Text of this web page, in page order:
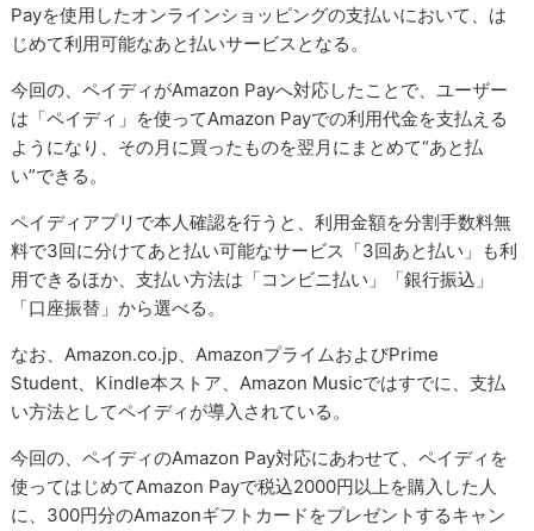
Payを使用したオンラインショッピングの支払いにおいて、は
じめて利用可能なあと払いサービスとなる。
今回の、ペイディがAmazon Payへ対応したことで、ユーザー
は「ペイディ」を使ってAmazon Payでの利用代金を支払える
ようになり、その月に買ったものを翌月にまとめて“あと払
い”できる。
ペイディアプリで本人確認を行うと、利用金額を分割手数料無
料で3回に分けてあと払い可能なサービス「3回あと払い」も利
用できるほか、支払い方法は「コンビニ払い」「銀行振込」
「口座振替」から選べる。
なお、Amazon.co.jp、AmazonプライムおよびPrime
Student、Kindle本ストア、Amazon Musicではすでに、支払
い方法としてペイディが導入されている。
今回の、ペイディのAmazon Pay対応にあわせて、ペイディを
使ってはじめてAmazon Payで税込2000円以上を購入した人
に、300円分のAmazonギフトカードをプレゼントするキャン